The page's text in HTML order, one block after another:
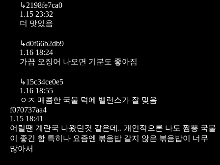
↳2198fe7ca0
1.15 23:32
더 맛있음
↳d0f66b2db9
1.16 18:24
가끔 오징어 나오면 기분도 좋아짐
↳15c34ce0e5
1.16 18:55
ㅇㅈ 매콤한 국물 덕에 밸런스가 잘 맞음
f070737aa4
1.15 18:41
어릴땐 계란국 나왔던것 같은데.. 개인적으론 나도 짬뽕 국물
이 좋긴 함 특히나 요즘엔 볶음밥 같지 않은 볶음밥이 너무
많아서